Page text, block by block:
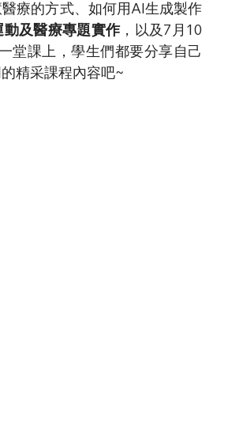
療的方式、如何用AI生成製作
動及醫療專題實作，以及7月10
堂課上，學生們都要分享自己
精采課程內容吧~